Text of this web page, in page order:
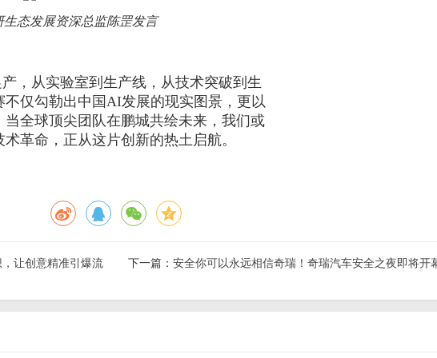
生态发展资深总监陈罡发言
，从实验室到生产线，从技术突破到生
仅勾勒出中国AI发展的现实图景，更以
全球顶尖团队在鹏城共绘未来，我们或
革命，正从这片创新的热土启航。
让创意精准引爆流
下一篇：安全你可以永远相信奇瑞！奇瑞汽车安全之夜即将开